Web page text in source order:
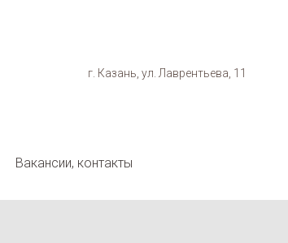
г. Казань, ул. Лаврентьева, 11
Вакансии, контакты